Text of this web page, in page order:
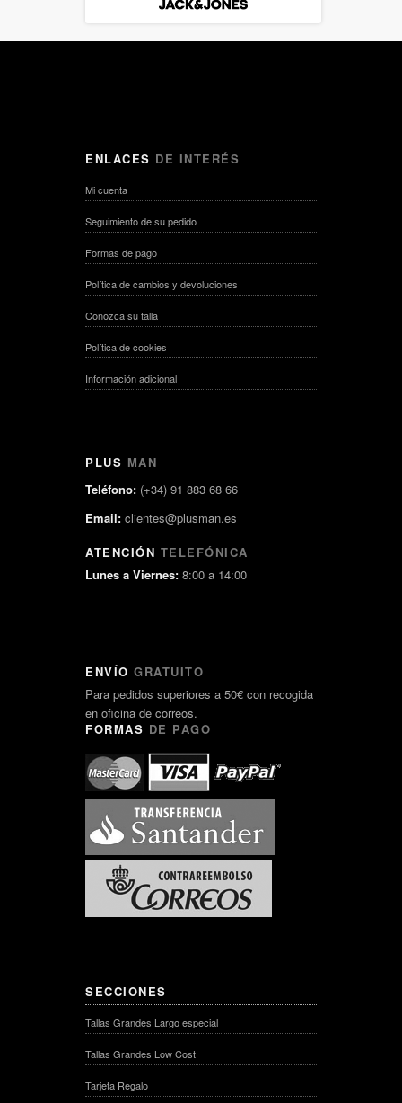
ENLACES DE INTERÉS
Mi cuenta
Seguimiento de su pedido
Formas de pago
Política de cambios y devoluciones
Conozca su talla
Política de cookies
Información adicional
PLUS MAN
Teléfono: (+34) 91 883 68 66
Email: clientes@plusman.es
ATENCIÓN TELEFÓNICA
Lunes a Viernes: 8:00 a 14:00
ENVÍO GRATUITO
Para pedidos superiores a 50€ con recogida
en oficina de correos.
FORMAS DE PAGO
SECCIONES
Tallas Grandes Largo especial
Tallas Grandes Low Cost
Tarjeta Regalo